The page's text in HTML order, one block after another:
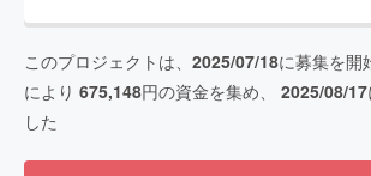
このプロジェクトは、 2025/07/18に募集を開
により 675,148円の資金を集め、 2025/08/17
した